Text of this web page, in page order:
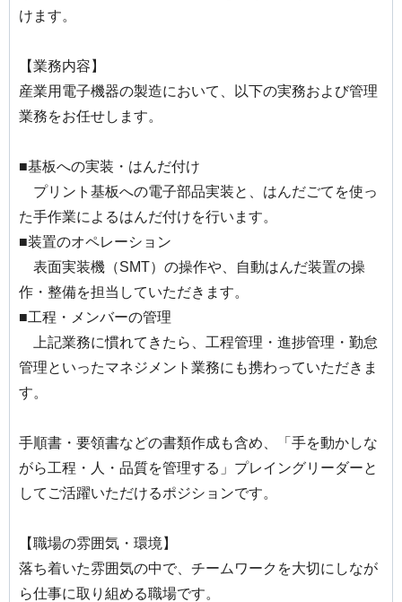
けます。
【業務内容】
産業用電子機器の製造において、以下の実務および管理
業務をお任せします。
■基板への実装・はんだ付け
プリント基板への電子部品実装と、はんだごてを使っ
た手作業によるはんだ付けを行います。
■装置のオペレーション
表面実装機（SMT）の操作や、自動はんだ装置の操
作・整備を担当していただきます。
■工程・メンバーの管理
上記業務に慣れてきたら、工程管理・進捗管理・勤怠
管理といったマネジメント業務にも携わっていただきま
す。
手順書・要領書などの書類作成も含め、「手を動かしな
がら工程・人・品質を管理する」プレイングリーダーと
してご活躍いただけるポジションです。
【職場の雰囲気・環境】
落ち着いた雰囲気の中で、チームワークを大切にしなが
ら仕事に取り組める職場です。